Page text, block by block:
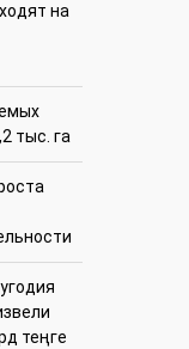
на
тыс. га
теңге